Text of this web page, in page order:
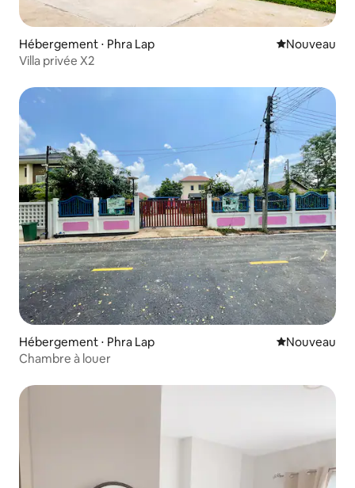
Hébergement ⋅ Phra Lap Nouvel
Nouveau
Villa privée X2
Hébergement ⋅ Phra Lap Nouvel
Nouveau
Chambre à louer